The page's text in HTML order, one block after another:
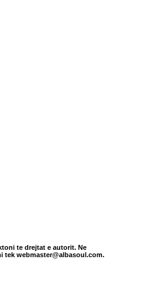
te drejtat e autorit. Ne
tek webmaster@albasoul.com.